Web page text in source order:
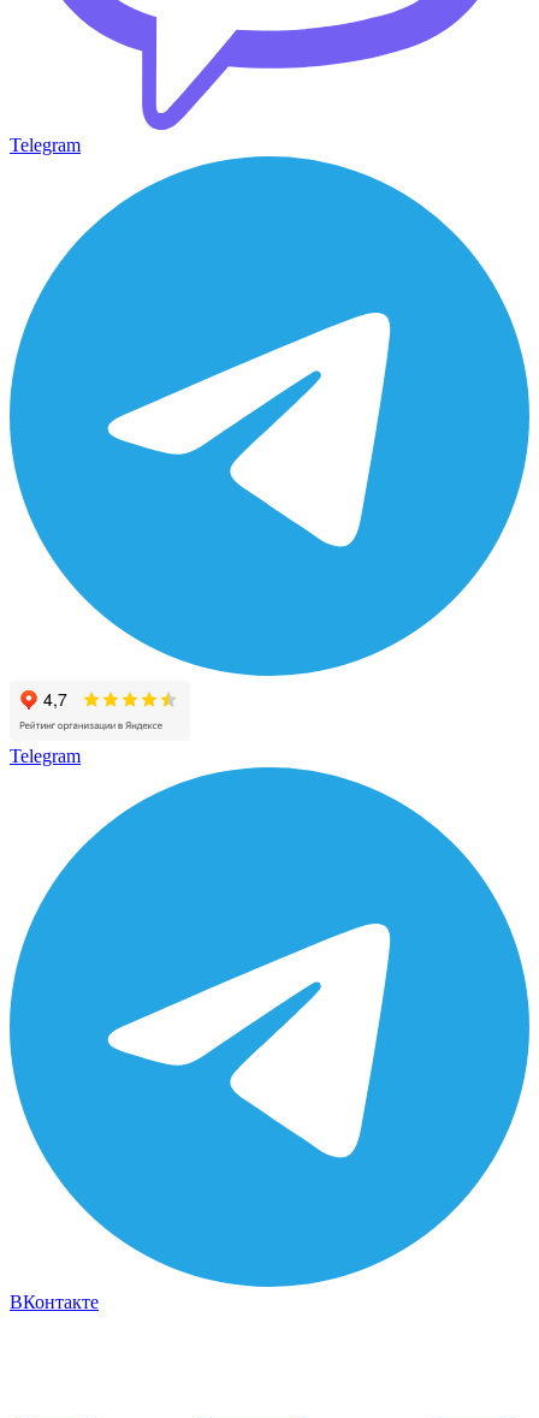
Telegram
Telegram
ВКонтакте